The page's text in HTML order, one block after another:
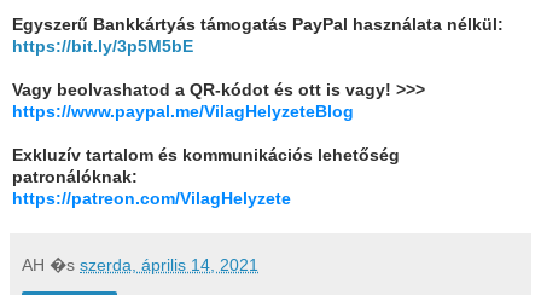
Egyszerű Bankkártyás támogatás PayPal használata nélkül:
https://bit.ly/3p5M5bE
Vagy beolvashatod a QR-kódot és ott is vagy! >>>
https://www.paypal.me/VilagHelyzeteBlog
Exkluzív tartalom és kommunikációs lehetőség
patronálóknak:
https://patreon.com/VilagHelyzete
AH �s szerda, április 14, 2021